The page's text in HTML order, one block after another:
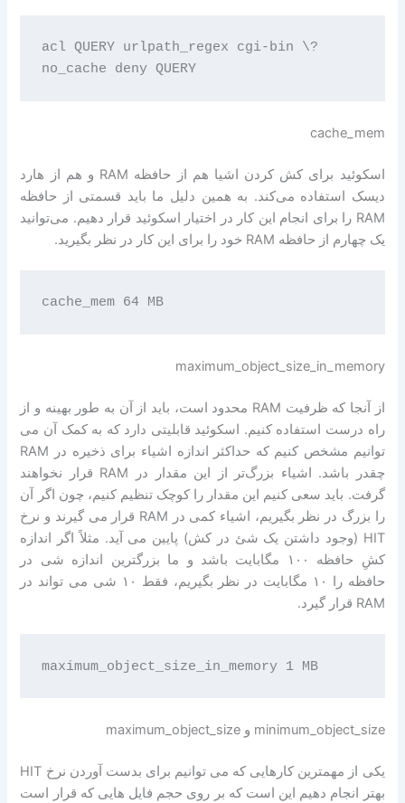
acl QUERY urlpath_regex cgi-bin \?
no_cache deny QUERY
cache_mem
اسکوئید برای کش کردن اشیا هم از حافظه RAM و هم از هارد
دیسک استفاده می‌کند. به همین دلیل ما باید قسمتی از حافظه
RAM را برای انجام این کار در اختیار اسکوئید قرار دهیم. می‌توانید
یک چهارم از حافظه RAM خود را برای این کار در نظر بگیرید.
maximum_object_size_in_memory
از آنجا که ظرفیت RAM محدود است، باید از آن به طور بهینه و از
راه درست استفاده کنیم. اسکوئید قابلیتی دارد که به کمک آن می
توانیم مشخص کنیم که حداکثر اندازه اشیاء برای ذخیره در RAM
چقدر باشد. اشیاء بزرگ‌تر از این مقدار در RAM قرار نخواهند
گرفت. باید سعی کنیم این مقدار را کوچک تنظیم کنیم، چون اگر آن
را بزرگ در نظر بگیریم، اشیاء کمی در RAM قرار می گیرند و نرخ
HIT (وجود داشتن یک شئ در کش) پایین می آید. مثلاً اگر اندازه
کشِ حافظه ۱۰۰ مگابایت باشد و ما بزرگترین اندازه شی در
حافظه را ۱۰ مگابایت در نظر بگیریم، فقط ۱۰ شی می تواند در
RAM قرار گیرد.
maximum_object_size_in_memory 1 MB
minimum_object_size و maximum_object_size
یکی از مهمترین کارهایی که می توانیم برای بدست آوردن نرخ HIT
بهتر انجام دهیم این است که بر روی حجم فایل هایی که قرار است